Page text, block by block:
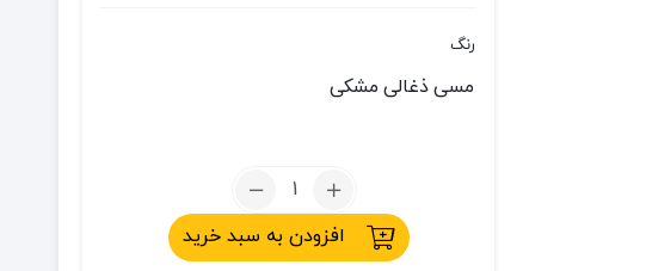
رنگ
مسی ذغالی مشکی
تعداد:
فلاسک
کوهنوردی
افزودن به سبد خرید